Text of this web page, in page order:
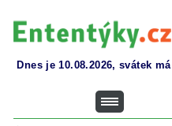
Dnes je 10.08.2026, svátek má